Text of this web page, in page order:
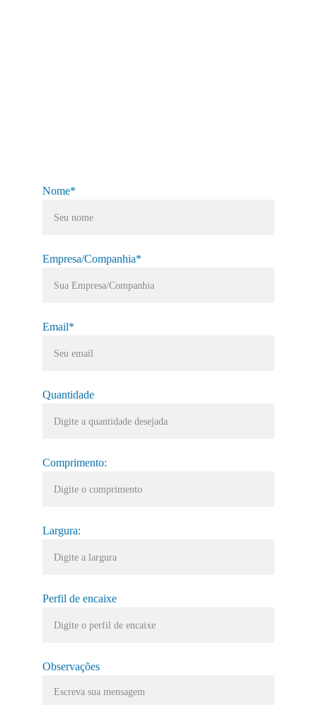
Nome*
Empresa/Companhia*
Email*
Quantidade
Comprimento:
Largura:
Perfil de encaixe
Observações